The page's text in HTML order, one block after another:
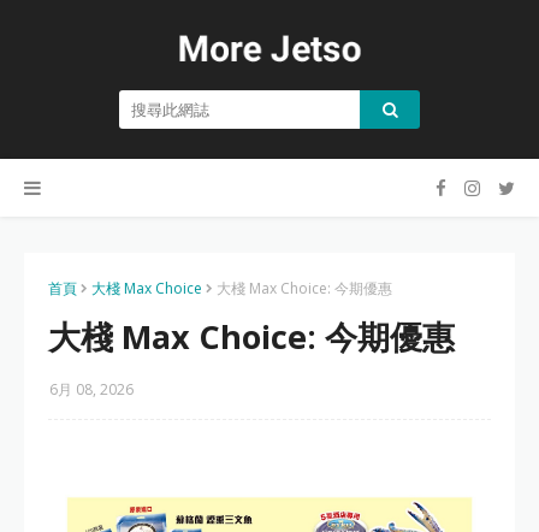
首頁 大棧 Max Choice 大棧 Max Choice: 今期優惠
大棧 Max Choice: 今期優惠
6月 08, 2026